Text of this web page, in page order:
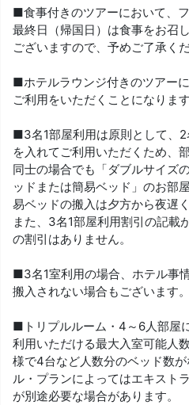
■食事付きのツアーにおいて、
最終日（帰国日）は食事をお召
ございますので、予めご了承くだ
■ホテルラウンジ付きのツアー
ご利用をいただくことになります
■3名1部屋利用は原則として、
を入れてご利用いただくため、
同士の場合でも「ダブルサイズ
ッドまたは簡易ベッド」のお部
易ベッドの搬入は夕方から夜遅
また、3名1部屋利用割引の記載
の割引はありません。
■3名1室利用の場合、ホテル事
搬入されない場合もございます。
■トリプルルーム・4～6人部屋
利用いただける最大入室可能人
様で4台など人数分のベッド数
ル・プランによってはエキスト
が別途必要な場合があります。